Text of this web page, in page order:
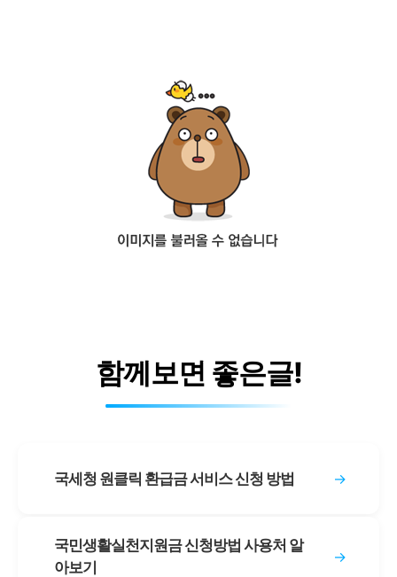
함께보면 좋은글!
국세청 원클릭 환급금 서비스 신청 방법 →
국민생활실천지원금 신청방법 사용처 알
아보기
→